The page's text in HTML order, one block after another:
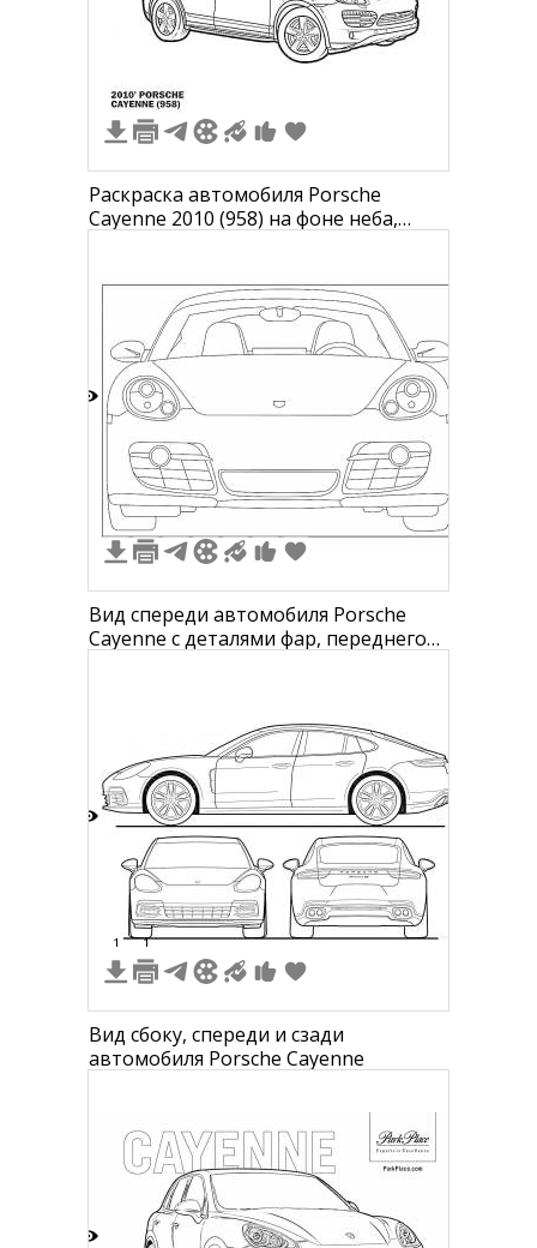
Раскраска автомобиля Porsche
Cayenne 2010 (958) на фоне неба,
Вид спереди автомобиля Porsche
Cayenne с деталями фар, переднего
1 1
Вид сбоку, спереди и сзади
автомобиля Porsche Cayenne